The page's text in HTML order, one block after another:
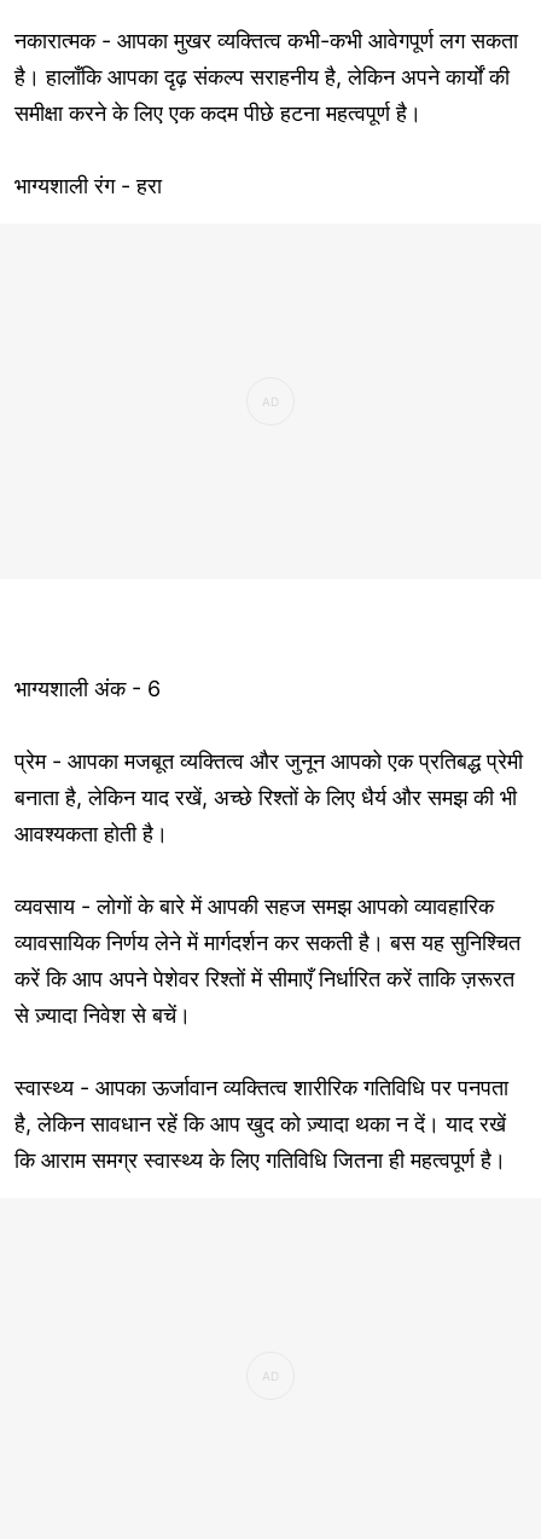
नकारात्मक - आपका मुखर व्यक्तित्व कभी-कभी आवेगपूर्ण लग सकता
है। हालाँकि आपका दृढ़ संकल्प सराहनीय है, लेकिन अपने कार्यों की
समीक्षा करने के लिए एक कदम पीछे हटना महत्वपूर्ण है।
भाग्यशाली रंग - हरा
भाग्यशाली अंक - 6
प्रेम - आपका मजबूत व्यक्तित्व और जुनून आपको एक प्रतिबद्ध प्रेमी
बनाता है, लेकिन याद रखें, अच्छे रिश्तों के लिए धैर्य और समझ की भी
आवश्यकता होती है।
व्यवसाय - लोगों के बारे में आपकी सहज समझ आपको व्यावहारिक
व्यावसायिक निर्णय लेने में मार्गदर्शन कर सकती है। बस यह सुनिश्चित
करें कि आप अपने पेशेवर रिश्तों में सीमाएँ निर्धारित करें ताकि ज़रूरत
से ज़्यादा निवेश से बचें।
स्वास्थ्य - आपका ऊर्जावान व्यक्तित्व शारीरिक गतिविधि पर पनपता
है, लेकिन सावधान रहें कि आप खुद को ज़्यादा थका न दें। याद रखें
कि आराम समग्र स्वास्थ्य के लिए गतिविधि जितना ही महत्वपूर्ण है।